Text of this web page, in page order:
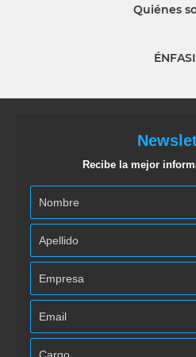
Quiénes
Recibe la mejor